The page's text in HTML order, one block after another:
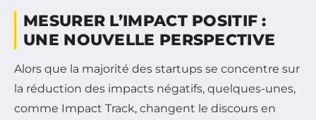
MESURER L’IMPACT POSITIF :
UNE NOUVELLE PERSPECTIVE
Alors que la majorité des startups se concentre sur
la réduction des impacts négatifs, quelques-unes,
comme Impact Track, changent le discours en